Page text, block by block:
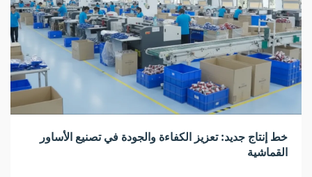
خط إنتاج جديد: تعزيز الكفاءة والجودة في تصنيع الأساور
القماشية